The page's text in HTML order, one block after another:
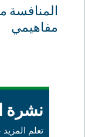
المنافسة
مفاهيمي
نشرة
تعلم المزيد